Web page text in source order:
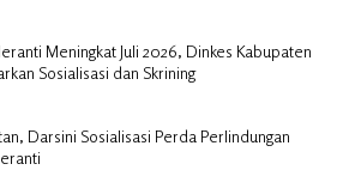
Meningkat Juli 2026, Dinkes Kabupaten
Sosialisasi dan Skrining
Darsini Sosialisasi Perda Perlindungan